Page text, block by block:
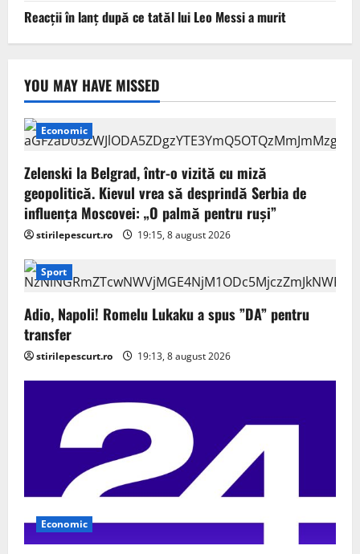
Reacții în lanț după ce tatăl lui Leo Messi a murit
YOU MAY HAVE MISSED
Economic
Zelenski la Belgrad, într-o vizită cu miză
geopolitică. Kievul vrea să desprindă Serbia de
influența Moscovei: „O palmă pentru ruși”
stirilepescurt.ro 19:15, 8 august 2026
Sport
Adio, Napoli! Romelu Lukaku a spus ”DA” pentru
transfer
stirilepescurt.ro 19:13, 8 august 2026
Economic